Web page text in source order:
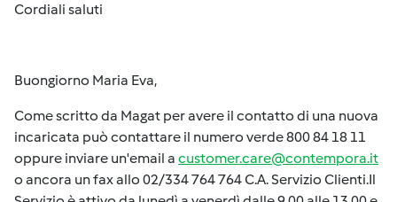
Cordiali saluti
Buongiorno Maria Eva,
Come scritto da Magat per avere il contatto di una nuova
incaricata può contattare il numero verde 800 84 18 11
oppure inviare un'email a customer.care@contempora.it
o ancora un fax allo 02/334 764 764 C.A. Servizio Clienti.Il